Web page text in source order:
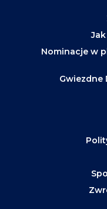
Jak
Nominacje w
Gwiezdne